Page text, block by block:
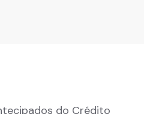
do Crédito